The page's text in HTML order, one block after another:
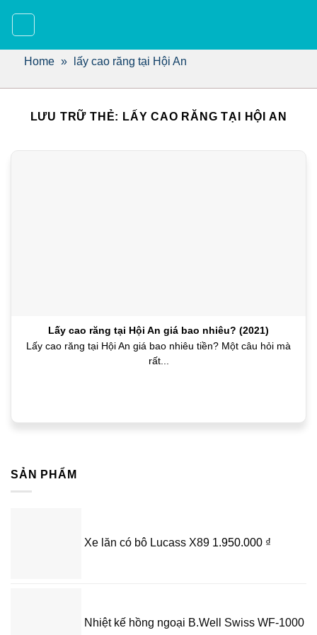
Home » lấy cao răng tại Hội An
LƯU TRỮ THẺ: LẤY CAO RĂNG TẠI HỘI AN
Lấy cao răng tại Hội An giá bao nhiêu? (2021)
Lấy cao răng tại Hội An giá bao nhiêu tiền? Một câu hỏi mà
rất...
SẢN PHẨM
Xe lăn có bô Lucass X89 1.950.000 ₫
Nhiệt kế hồng ngoại B.Well Swiss WF-1000